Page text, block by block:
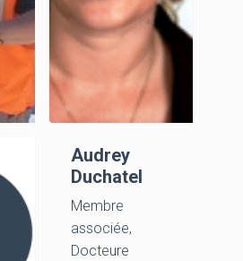
Audrey
Duchatel
Membre
associée,
Docteure